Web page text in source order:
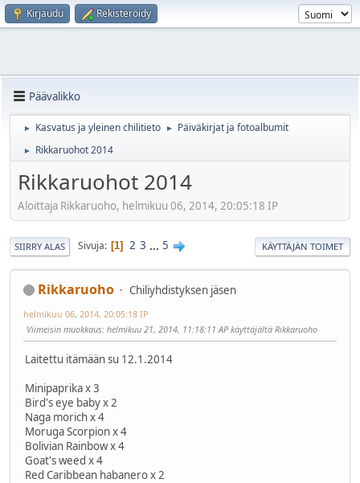
Kirjaudu Rekisteröidy
Päävalikko
► Kasvatus ja yleinen chilitieto ► Päiväkirjat ja fotoalbumit
► Rikkaruohot 2014
Rikkaruohot 2014
Aloittaja Rikkaruoho, helmikuu 06, 2014, 20:05:18 IP
SIIRRY ALAS Sivuja 1 2 3 ... 5 KÄYTTÄJÄN TOIMET
Rikkaruoho Chiliyhdistyksen jäsen
helmikuu 06, 2014, 20:05:18 IP
Viimeisin muokkaus: helmikuu 21, 2014, 11:18:11 AP käyttäjältä Rikkaruoho
Laitettu itämään su 12.1.2014
Minipaprika x 3
Bird's eye baby x 2
Naga morich x 4
Moruga Scorpion x 4
Bolivian Rainbow x 4
Goat's weed x 4
Red Caribbean habanero x 2